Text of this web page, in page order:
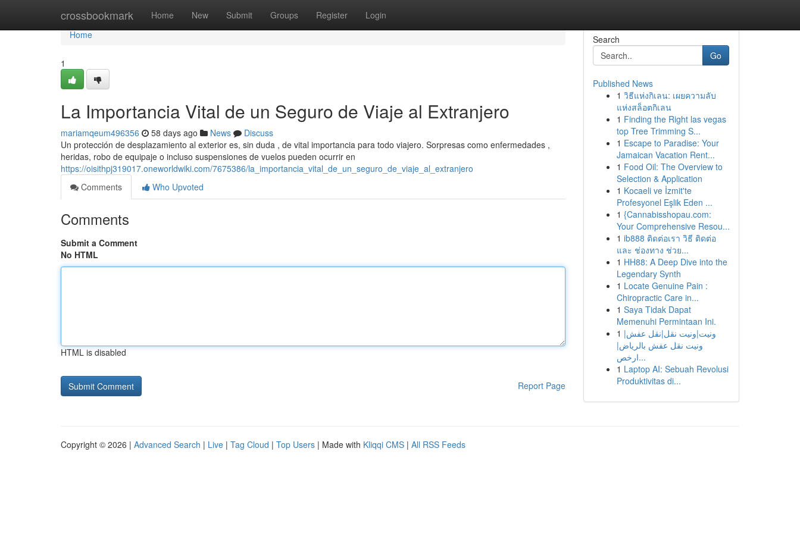
crossbookmark Home New Submit Groups Register Login
Home
Home
1
La Importancia Vital de un Seguro de Viaje al Extranjero
mariamqeum496356 58 days ago News
Discuss
Un protección de desplazamiento al exterior es, sin duda , de vital importancia para todo viajero. Sorpresas como enfermedades ,
heridas, robo de equipaje o incluso suspensiones de vuelos pueden ocurrir en
https://oisithpj319017.oneworldwiki.com/7675386/la_importancia_vital_de_un_seguro_de_viaje_al_extranjero
Comments
Who Upvoted
Comments
Submit a Comment
No HTML
HTML is disabled
Report Page
Search
Go
Published News
1 วิธีแห่งกิเลน: เผยความลับ
แห่งสล็อตกิเลน
1 Finding the Right las vegas
top Tree Trimming S...
1 Escape to Paradise: Your
Jamaican Vacation Rent...
1 Food Oil: The Overview to
Selection & Application
1 Kocaeli ve İzmit'te
Profesyonel Eşlik Eden ...
1 {Cannabisshopau.com:
Your Comprehensive Resou...
1 ib888 ติดต่อเรา วิธี ติดต่อ
และ ช่องทาง ช่วย...
1 HH88: A Deep Dive into the
Legendary Synth
1 Locate Genuine Pain :
Chiropractic Care in...
1 Saya Tidak Dapat
Memenuhi Permintaan Ini.
1 ونيت|ونيت نقل|نقل عفش|
ونيت نقل عفش بالرياض|
ارخص...
1 Laptop AI: Sebuah Revolusi
Produktivitas di...
Copyright © 2026 | Advanced Search | Live | Tag Cloud | Top Users | Made with Kliqqi CMS | All RSS Feeds